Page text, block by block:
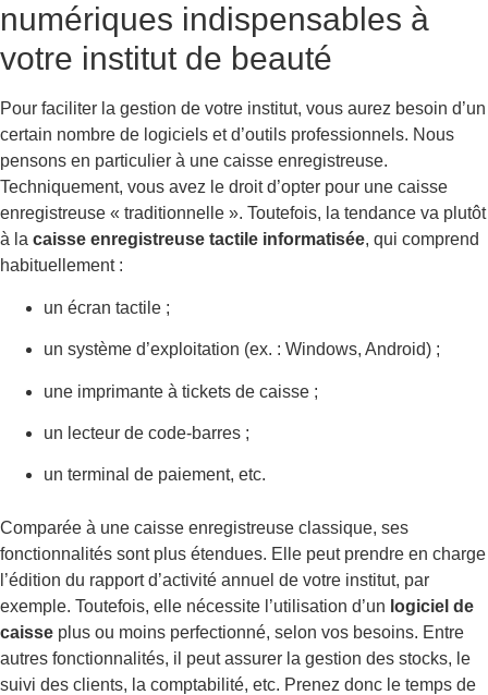
numériques indispensables à
votre institut de beauté
Pour faciliter la gestion de votre institut, vous aurez besoin d’un
certain nombre de logiciels et d’outils professionnels. Nous
pensons en particulier à une caisse enregistreuse.
Techniquement, vous avez le droit d’opter pour une caisse
enregistreuse « traditionnelle ». Toutefois, la tendance va plutôt
à la caisse enregistreuse tactile informatisée, qui comprend
habituellement :
un écran tactile ;
un système d’exploitation (ex. : Windows, Android) ;
une imprimante à tickets de caisse ;
un lecteur de code-barres ;
un terminal de paiement, etc.
Comparée à une caisse enregistreuse classique, ses
fonctionnalités sont plus étendues. Elle peut prendre en charge
l’édition du rapport d’activité annuel de votre institut, par
exemple. Toutefois, elle nécessite l’utilisation d’un logiciel de
caisse plus ou moins perfectionné, selon vos besoins. Entre
autres fonctionnalités, il peut assurer la gestion des stocks, le
suivi des clients, la comptabilité, etc. Prenez donc le temps de